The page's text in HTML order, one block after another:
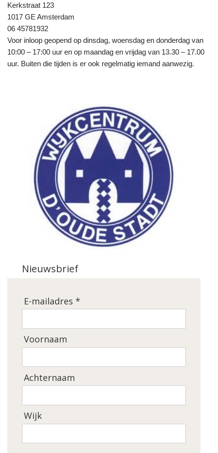
Kerkstraat 123
1017 GE Amsterdam
06 45781932
Voor inloop geopend op dinsdag, woensdag en donderdag van
10:00 – 17:00 uur en op maandag en vrijdag van 13.30 – 17.00
uur. Buiten die tijden is er ook regelmatig iemand aanwezig.
Nieuwsbrief
E-mailadres *
Voornaam
Achternaam
Wijk